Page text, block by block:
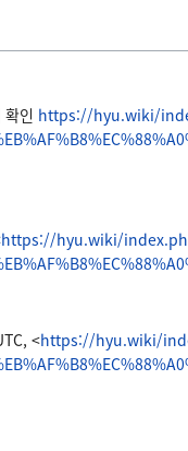
인 https://hyu.wiki/
https://hyu.wiki/
<https://hyu.wiki/